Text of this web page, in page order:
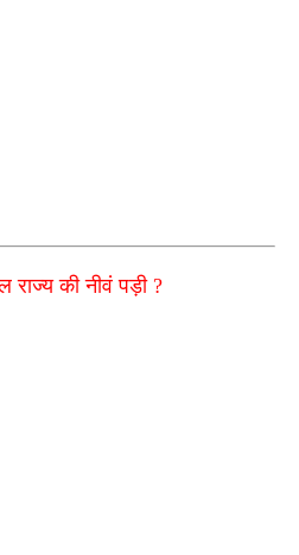
राज्य की नीवं पड़ी ?